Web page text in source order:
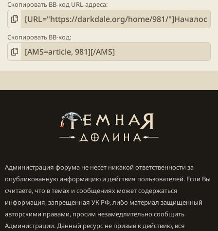
Скопировать BB-код URL-адреса
Скопировать BB-код
Администрация форума не несет никакой ответственности за
опубликованную информацию и действия пользователей. Если Вы
считаете, что в темах и сообщениях может содержаться
информация, запрещенная УК РФ, либо материал защищенный
авторскими правами, просим незамедлительно сообщить
Администрации. Данный ресурс не призыв к действию, вся